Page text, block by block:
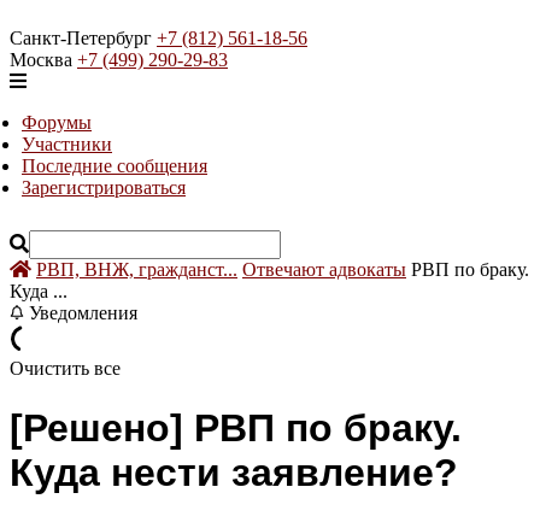
Санкт-Петербург +7 (812) 561-18-56
Москва +7 (499) 290-29-83
Форумы
Участники
Последние сообщения
Зарегистрироваться
РВП, ВНЖ, гражданст... Отвечают адвокаты РВП по браку.
Куда ...
Уведомления
Очистить все
[Решено] РВП по браку.
Куда нести заявление?